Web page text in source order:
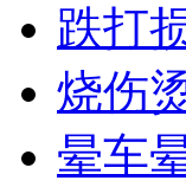
跌打
烧伤
晕车